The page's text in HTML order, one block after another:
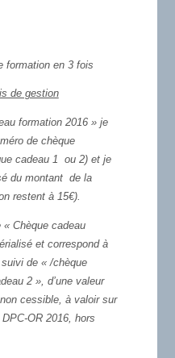
formation en 3 fois
de gestion
formation 2016 » je
de chèque
cadeau 1 ou 2) et je
du montant de la
restent à 15€).
Chèque cadeau
et correspond à
de « /chèque
2 », d’une valeur
cessible, à valoir sur
OR 2016, hors